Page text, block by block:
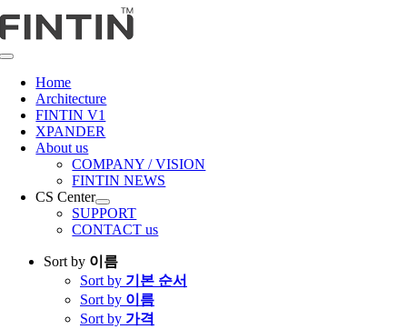
콘
텐
츠
Toggle
NavigationHome
Architecture
FINTIN V1
XPANDER
About us
COMPANY / VISION
FINTIN NEWS
CS Center
SUPPORT
CONTACT us
Sort by 이름
Sort by 기본 순서
Sort by 이름
Sort by 가격